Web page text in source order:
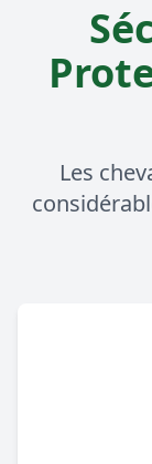
Les